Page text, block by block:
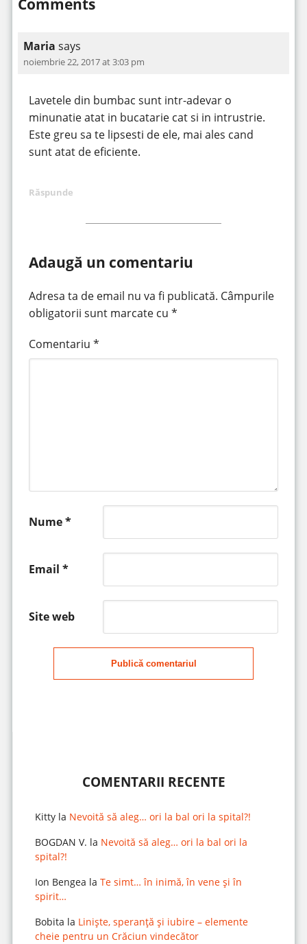
Maria says
noiembrie 22, 2017 at 3:03 pm
Lavetele din bumbac sunt intr-adevar o
minunatie atat in bucatarie cat si in intrustrie.
Este greu sa te lipsesti de ele, mai ales cand
sunt atat de eficiente.
Răspunde
Adaugă un comentariu
Adresa ta de email nu va fi publicată. Câmpurile
obligatorii sunt marcate cu *
Comentariu *
Nume*
Email *
Site web
Publică comentariul
COMENTARII RECENTE
Kittyla Nevoită să aleg… ori la bal ori la spital?!
BOGDAN V. la Nevoită să aleg… ori la bal ori la
spital?!
Ion Bengea la Te simt… în inimă, în vene și în
spirit…
Bobita la Liniște, speranță și iubire – elemente
cheie pentru un Crăciun vindecător